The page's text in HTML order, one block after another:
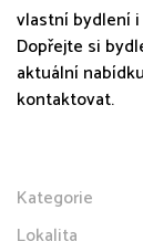
vlastní bydlení
Dopřejte si
aktuální
kontaktovat.
Kategorie
Lokalita